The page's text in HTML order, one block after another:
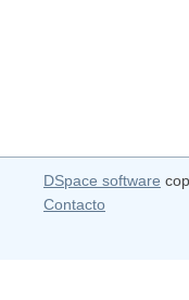
DSpace software
Contacto